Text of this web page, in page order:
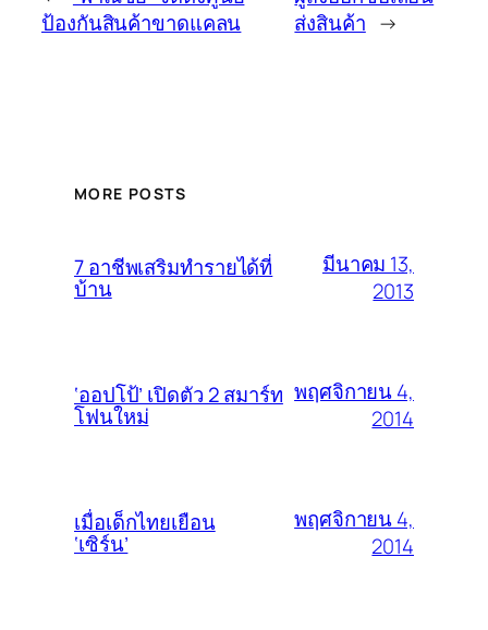
ป้องกันสินค้าขาดแคลน
ส่งสินค้า →
MORE POSTS
7 อาชีพเสริมทำรายได้ที่
บ้าน
มีนาคม 13,
2013
‘ออปโป้’ เปิดตัว 2 สมาร์ท
โฟนใหม่
พฤศจิกายน 4,
2014
เมื่อเด็กไทยเยือน
‘เซิร์น’
พฤศจิกายน 4,
2014